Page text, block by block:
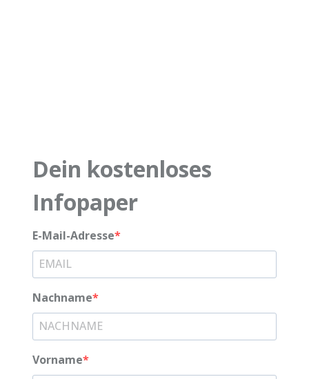
Dein kostenloses
Infopaper
E-Mail-Adresse
Nachname
Vorname